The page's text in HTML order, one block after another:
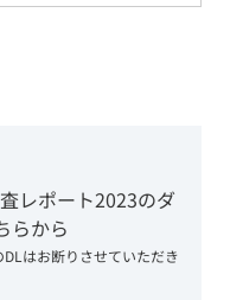
レポート2023のダ
らから
はお断りさせていただき